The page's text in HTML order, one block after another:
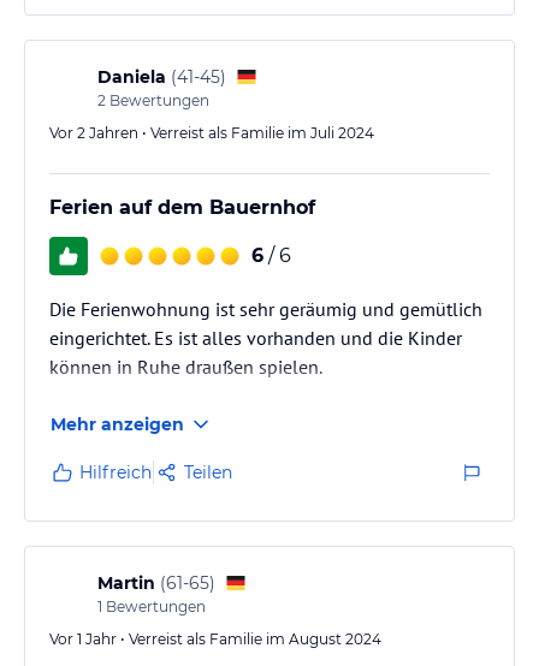
Reisegrund, ein ruhig gelegener Ferienhof mit
Reitmöglichkeit für die Kinder in landschaftlich
reizvoller Gegend, wurde voll erfüllt.…
Daniela (41-45)
2 Bewertungen
Vor 2 Jahren • Verreist als Familie im Juli 2024
Ferien auf dem Bauernhof
6 / 6
Die Ferienwohnung ist sehr geräumig und gemütlich
eingerichtet. Es ist alles vorhanden und die Kinder
können in Ruhe draußen spielen.
Mehr anzeigen
Hilfreich Teilen
Martin (61-65)
1 Bewertungen
Vor 1 Jahr • Verreist als Familie im August 2024